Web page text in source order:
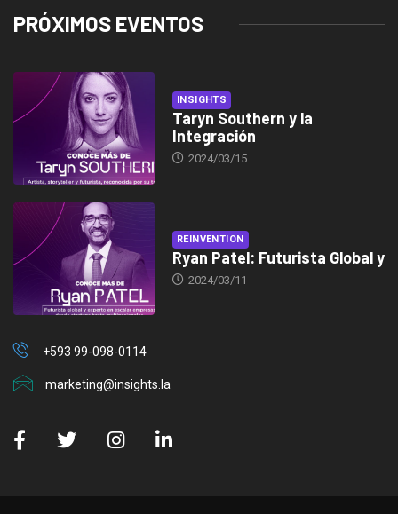
PRÓXIMOS EVENTOS
INSIGHTS
Taryn Southern y la
Integración
2024/03/15
REINVENTION
Ryan Patel: Futurista Global y
2024/03/11
+593 99-098-0114
marketing@insights.la